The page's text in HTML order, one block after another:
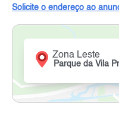
Solicite o endereço ao
Zona Leste
Parque da Vila